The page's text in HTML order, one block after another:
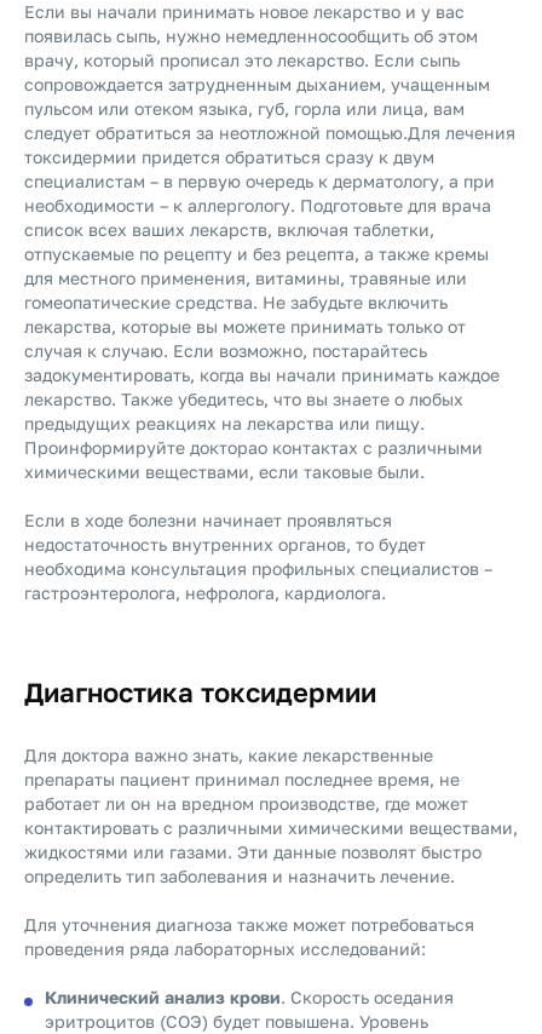
Если вы начали принимать новое лекарство и у вас
появилась сыпь, нужно немедленносообщить об этом
врачу, который прописал это лекарство. Если сыпь
сопровождается затрудненным дыханием, учащенным
пульсом или отеком языка, губ, горла или лица, вам
следует обратиться за неотложной помощью.Для лечения
токсидермии придется обратиться сразу к двум
специалистам – в первую очередь к дерматологу, а при
необходимости – к аллергологу. Подготовьте для врача
список всех ваших лекарств, включая таблетки,
отпускаемые по рецепту и без рецепта, а также кремы
для местного применения, витамины, травяные или
гомеопатические средства. Не забудьте включить
лекарства, которые вы можете принимать только от
случая к случаю. Если возможно, постарайтесь
задокументировать, когда вы начали принимать каждое
лекарство. Также убедитесь, что вы знаете о любых
предыдущих реакциях на лекарства или пищу.
Проинформируйте докторао контактах с различными
химическими веществами, если таковые были.
Если в ходе болезни начинает проявляться
недостаточность внутренних органов, то будет
необходима консультация профильных специалистов –
гастроэнтеролога, нефролога, кардиолога.
Диагностика токсидермии
Для доктора важно знать, какие лекарственные
препараты пациент принимал последнее время, не
работает ли он на вредном производстве, где может
контактировать с различными химическими веществами,
жидкостями или газами. Эти данные позволят быстро
определить тип заболевания и назначить лечение.
Для уточнения диагноза также может потребоваться
проведения ряда лабораторных исследований:
Клинический анализ крови. Скорость оседания
эритроцитов (СОЭ) будет повышена. Уровень